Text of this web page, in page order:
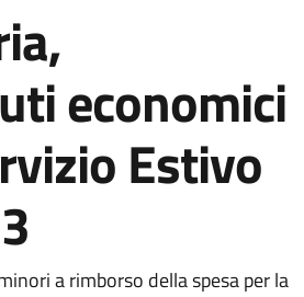
economici
Estivo
a rimborso della spesa per la